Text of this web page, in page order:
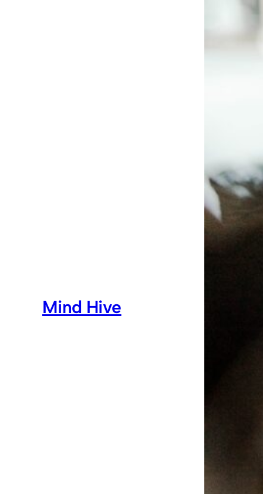
Mind Hive